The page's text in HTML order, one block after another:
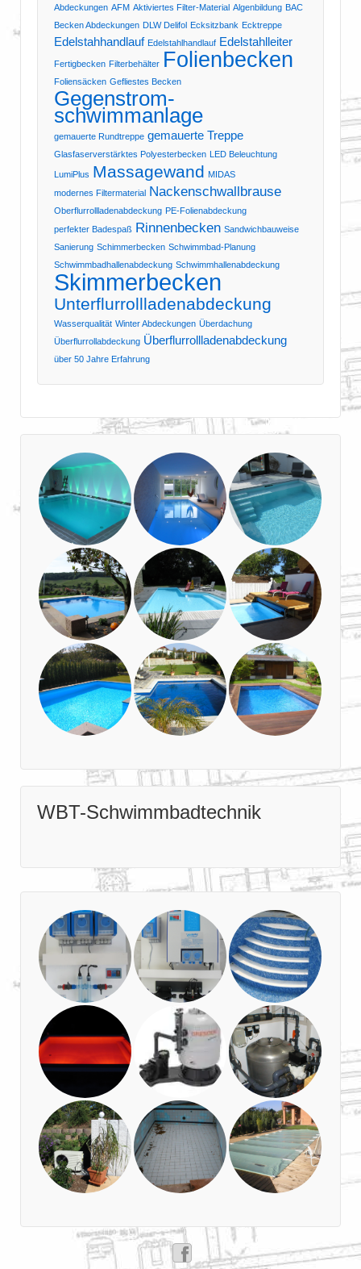
Abdeckungen AFM Aktiviertes Filter-Material Algenbildung BAC
Becken Abdeckungen DLW Delifol Ecksitzbank Ecktreppe
Edelstahhandlauf Edelstahlhandlauf Edelstahlleiter
Fertigbecken Filterbehälter Folienbecken
Foliensäcken Gefliestes Becken
Gegenstrom-
schwimmanlage
gemauerte Rundtreppe gemauerte Treppe
Glasfaserverstärktes Polyesterbecken LED Beleuchtung
LumiPlus Massagewand MIDAS
modernes Filtermaterial Nackenschwallbrause
Oberflurrollladenabdeckung PE-Folienabdeckung
perfekter Badespaß Rinnenbecken Sandwichbauweise
Sanierung Schimmerbecken Schwimmbad-Planung
Schwimmbadhallenabdeckung Schwimmhallenabdeckung
Skimmerbecken
Unterflurrollladenabdeckung
Wasserqualität Winter Abdeckungen Überdachung
Überflurrollabdeckung Überflurrollladenabdeckung
über 50 Jahre Erfahrung
WBT-Schwimmbadtechnik